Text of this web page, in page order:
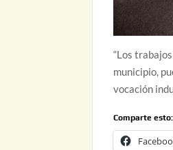
“Los
municipio,
vocación
Comparte esto: